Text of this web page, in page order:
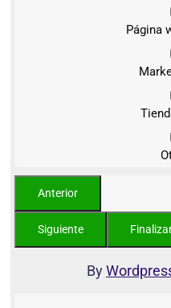
Página
By